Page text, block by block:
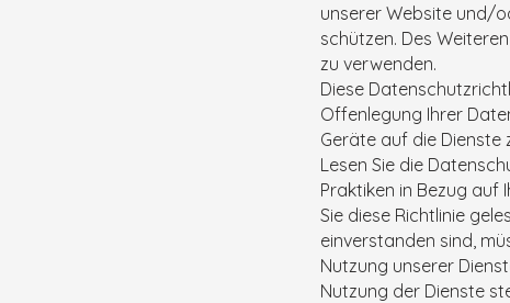
unserer Website und/
schützen. Des
zu verwenden.
Diese
Offenlegung Ihrer
Geräte auf die Dienste
Lesen Sie die
Praktiken in Bezug auf
Sie diese Richtlinie
einverstanden sind,
Nutzung unserer
Nutzung der Dienste